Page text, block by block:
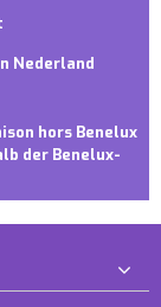
Nederland
hors Benelux
der Benelux-